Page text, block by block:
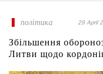
політика 29 April
Збільшення
Литви щодо